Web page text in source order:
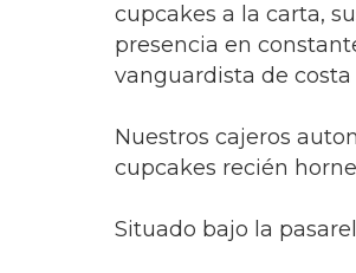
cupcakes a la carta,
presencia en
vanguardista de costa
Nuestros cajeros
cupcakes recién
Situado bajo la